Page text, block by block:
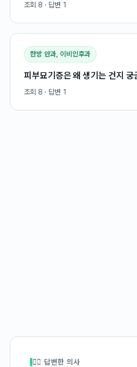
조회 8 · 답변 1
한방 안과, 이비인후과
피부묘기증은 왜 생기는 건지
조회 8 · 답변 1
👩‍⚕️ 답변한 의사